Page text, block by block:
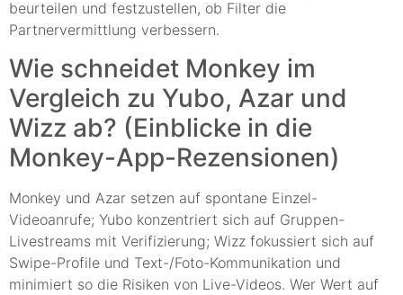
beurteilen und festzustellen, ob Filter die
Partnervermittlung verbessern.
Wie schneidet Monkey im
Vergleich zu Yubo, Azar und
Wizz ab? (Einblicke in die
Monkey-App-Rezensionen)
Monkey und Azar setzen auf spontane Einzel-
Videoanrufe; Yubo konzentriert sich auf Gruppen-
Livestreams mit Verifizierung; Wizz fokussiert sich auf
Swipe-Profile und Text-/Foto-Kommunikation und
minimiert so die Risiken von Live-Videos. Wer Wert auf